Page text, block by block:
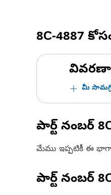
8C-4887
మీ
పార్ట్ నంబర్
మేము ఇప్పటికీ ఈ
పార్ట్ నంబర్